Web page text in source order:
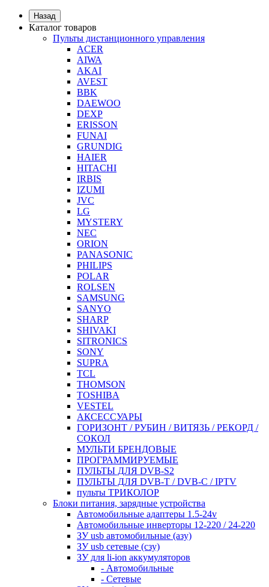
Назад
Каталог товаров
Пульты дистанционного управления
ACER
AIWA
AKAI
AVEST
BBK
DAEWOO
DEXP
ERISSON
FUNAI
GRUNDIG
HAIER
HITACHI
IRBIS
IZUMI
JVC
LG
MYSTERY
NEC
ORION
PANASONIC
PHILIPS
POLAR
ROLSEN
SAMSUNG
SANYO
SHARP
SHIVAKI
SITRONICS
SONY
SUPRA
TCL
THOMSON
TOSHIBA
VESTEL
АКСЕССУАРЫ
ГОРИЗОНТ / РУБИН / ВИТЯЗЬ / РЕКОРД /
СОКОЛ
МУЛЬТИ БРЕНДОВЫЕ
ПРОГРАММИРУЕМЫЕ
ПУЛЬТЫ ДЛЯ DVB-S2
ПУЛЬТЫ ДЛЯ DVB-T / DVB-C / IPTV
пульты ТРИКОЛОР
Блоки питания, зарядные устройства
Автомобильные адаптеры 1.5-24v
Автомобильные инверторы 12-220 / 24-220
ЗУ usb автомобильные (азу)
ЗУ usb сетевые (сзу)
ЗУ для li-ion аккумуляторов
- Автомобильные
- Сетевые